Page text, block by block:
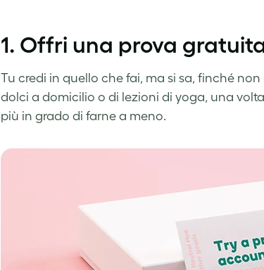
1. Offri una prova
Tu credi in quello che fai, ma si sa, finché
dolci a domicilio o di lezioni di yoga, una
più in grado di farne a meno.